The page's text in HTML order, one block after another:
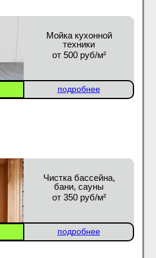
Мойка кухонной
техники
от 500 руб/м²
подробнее
Чистка бассейна,
бани, сауны
от 350 руб/м²
подробнее